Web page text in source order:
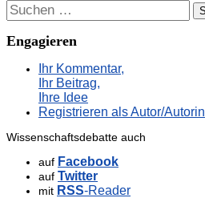
Suchen
Engagieren
Ihr Kommentar,
Ihr Beitrag,
Ihre Idee
Registrieren als Autor/Autorin
Wissenschaftsdebatte auch
auf Facebook
auf Twitter
mit RSS-Reader